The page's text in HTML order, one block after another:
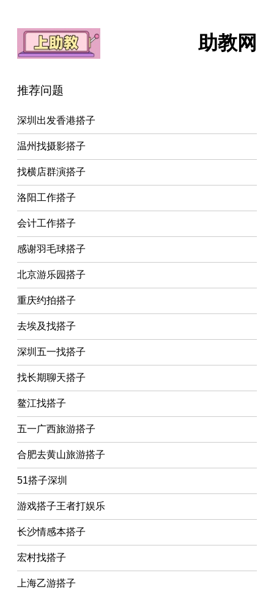
助教网
推荐问题
深圳出发香港搭子
温州找摄影搭子
找横店群演搭子
洛阳工作搭子
会计工作搭子
感谢羽毛球搭子
北京游乐园搭子
重庆约拍搭子
去埃及找搭子
深圳五一找搭子
找长期聊天搭子
鳌江找搭子
五一广西旅游搭子
合肥去黄山旅游搭子
51搭子深圳
游戏搭子王者打娱乐
长沙情感本搭子
宏村找搭子
上海乙游搭子